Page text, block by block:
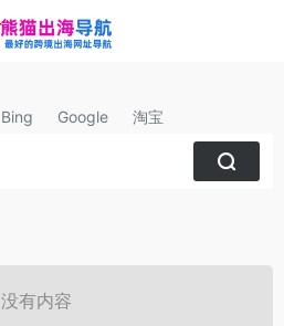
Bing Google 淘宝
没有内容